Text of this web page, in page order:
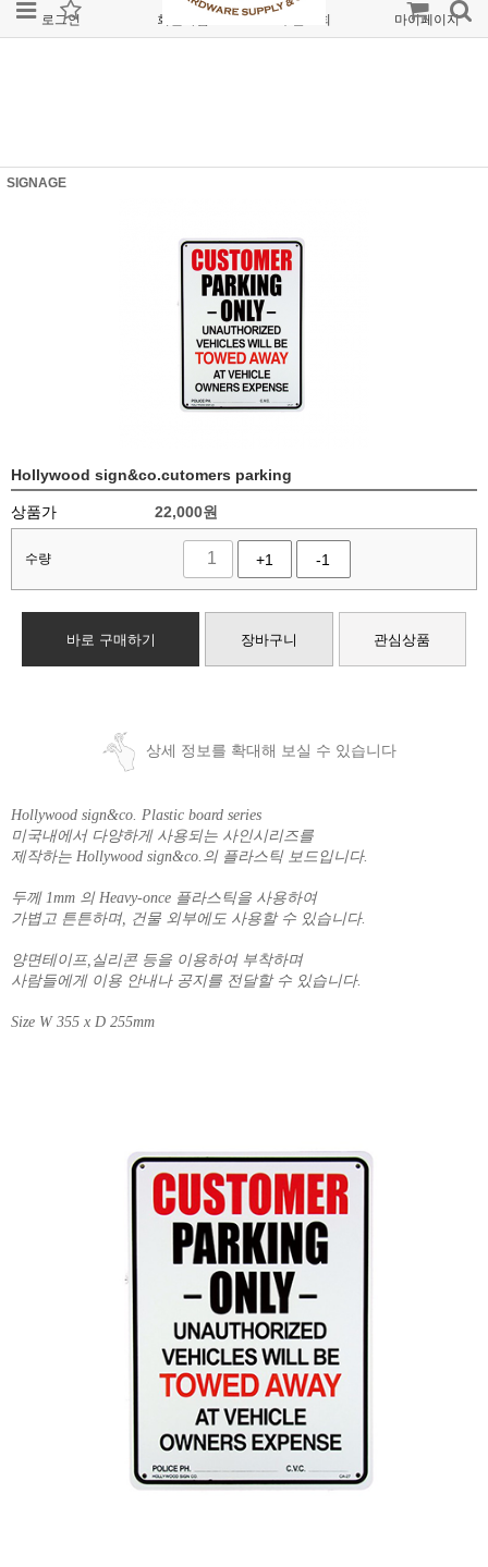
로그인 회원가입 주문조회 마이페이지
SIGNAGE
Hollywood sign&co.cutomers parking
상품가 22,000원
수량 +1 -1
바로 구매하기 장바구니 관심상품
상세 정보를 확대해 보실 수 있습니다
Hollywood sign&co. Plastic board series
미국내에서 다양하게 사용되는 사인시리즈를
제작하는 Hollywood sign&co.의 플라스틱 보드입니다.
두께 1mm 의 Heavy-once 플라스틱을 사용하여
가볍고 튼튼하며, 건물 외부에도 사용할 수 있습니다.
양면테이프,실리콘 등을 이용하여 부착하며
사람들에게 이용 안내나 공지를 전달할 수 있습니다.
Size W 355 x D 255mm